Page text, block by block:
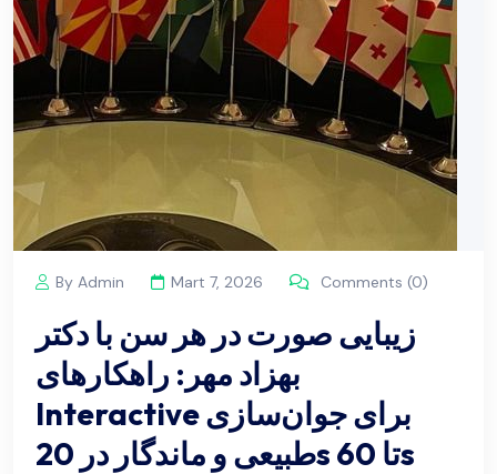
By Admin Mart 7, 2026 Comments (0)
زیبایی صورت در هر سن با دکتر
بهزاد مهر: راهکارهای
Interactive برای جوان‌سازی
طبیعی و ماندگار در 20s تا 60s